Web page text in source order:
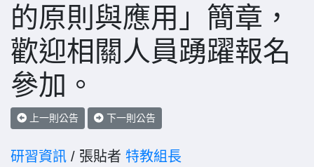
的原則與應用」簡章，
歡迎相關人員踴躍報名
參加。
上一則公告 下一則公告
研習資訊 / 張貼者 特教組長